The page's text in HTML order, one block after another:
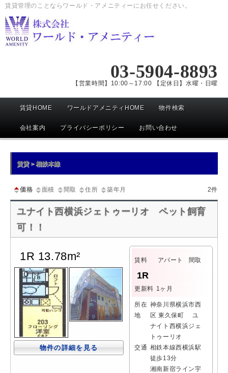
賃貸管理のことならワールド・アメニティーにお任せください。
03-5904-8893
【営業時間】10:00～17:00 【定休日】水曜・日曜
メ
賃貸HOME ワールドアメニティHOME 物件検索
会社案内 プライバシーポリシー お問い合わせ
賃貸 > 相鉄本線
価格 面積 間取 住所 築年月 2件
ユナイト西横浜ジェトゥーリオ ペット飼育
可！！
1R 13.78m²
物件の詳細を見る
賃料 アパート 間取
1R
更新料 1ヶ月
所在
地
神奈川県横浜市西
区 東久保町 ユ
ナイト西横浜ジェ
トゥーリオ
交通 相鉄本線西横浜駅
徒歩13分
湘南新宿ライン宇